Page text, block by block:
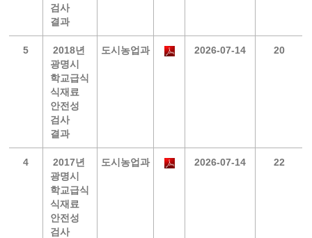
검사
결과
5
2018년
광명시
학교급식
식재료
안전성
검사
결과
도시농업과 2026-07-14 20
4
2017년
광명시
학교급식
식재료
안전성
검사
도시농업과 2026-07-14 22